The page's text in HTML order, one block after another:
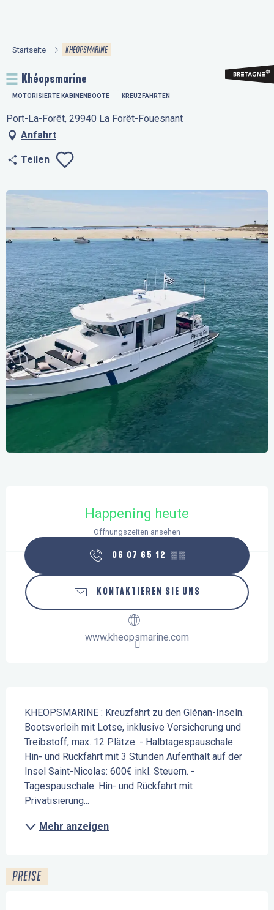
principal
Startseite KHÉOPSMARINE
Khéopsmarine
MOTORISIERTE KABINENBOOTE KREUZFAHRTEN
Port-La-Forêt, 29940 La Forêt-Fouesnant
Anfahrt
Teilen
Happening heute
Öffnungszeiten ansehen
06 07 65 12 ▒▒
KONTAKTIEREN SIE UNS
www.kheopsmarine.com
KHEOPSMARINE : Kreuzfahrt zu den Glénan-Inseln.
Bootsverleih mit Lotse, inklusive Versicherung und
Treibstoff, max. 12 Plätze. - Halbtagespauschale:
Hin- und Rückfahrt mit 3 Stunden Aufenthalt auf der
Insel Saint-Nicolas: 600€ inkl. Steuern. -
Tagespauschale: Hin- und Rückfahrt mit
Privatisierung...
Mehr anzeigen
PREISE